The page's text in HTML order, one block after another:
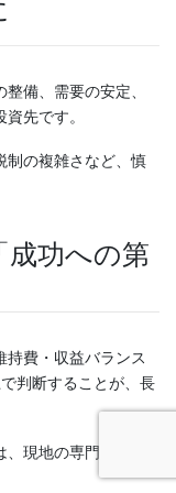
備、需要の安定、
先です。
制の複雑さなど、慎
成功への第
持費・収益バランス
判断することが、長
現地の専門家の力